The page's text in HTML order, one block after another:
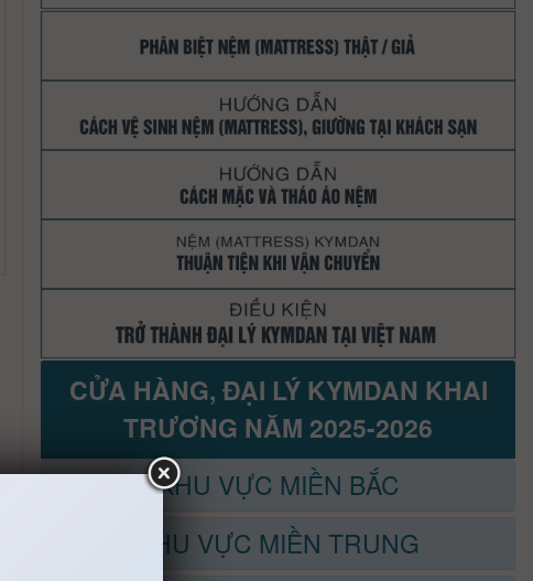
CỬA HÀNG, ĐẠI LÝ KYMDAN KHAI
TRƯƠNG NĂM 2025-2026
KHU VỰC MIỀN BẮC
KHU VỰC MIỀN TRUNG